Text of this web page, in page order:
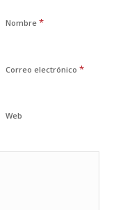
Nombre *
Correo electrónico *
Web